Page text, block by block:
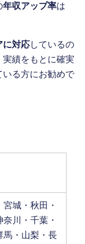
年収アップ率は
に対応 しているの
績をもとに確実
いる方にお勧めで
城・秋田・
川・千葉・
馬・山梨・長